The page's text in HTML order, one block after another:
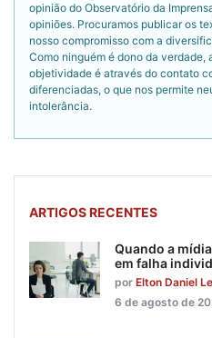
opinião do Observatório da
opiniões. Procuramos publicar os
nosso compromisso com a
Como ninguém é dono da verdade,
objetividade é através do contato
diferenciadas, o que nos permite
intolerância.
ARTIGOS RECENTES
Quando a
em falha
por Elton Daniel
6 de agosto de